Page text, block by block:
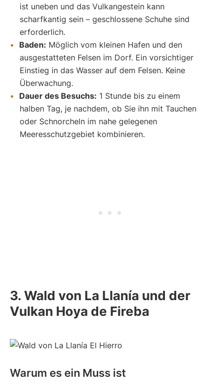
ist uneben und das Vulkangestein kann
scharfkantig sein – geschlossene Schuhe sind
erforderlich.
Baden: Möglich vom kleinen Hafen und den
ausgestatteten Felsen im Dorf. Ein vorsichtiger
Einstieg in das Wasser auf dem Felsen. Keine
Überwachung.
Dauer des Besuchs: 1 Stunde bis zu einem
halben Tag, je nachdem, ob Sie ihn mit Tauchen
oder Schnorcheln im nahe gelegenen
Meeresschutzgebiet kombinieren.
3. Wald von La Llanía und der
Vulkan Hoya de Fireba
Warum es ein Muss ist